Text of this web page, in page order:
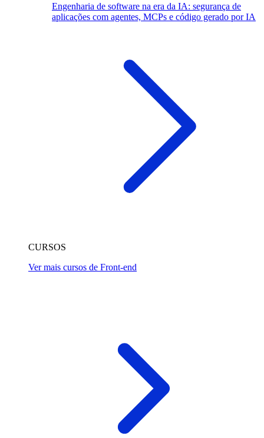
Engenharia de software na era da IA: segurança de
aplicações com agentes, MCPs e código gerado por IA
CURSOS
Ver mais cursos de Front-end